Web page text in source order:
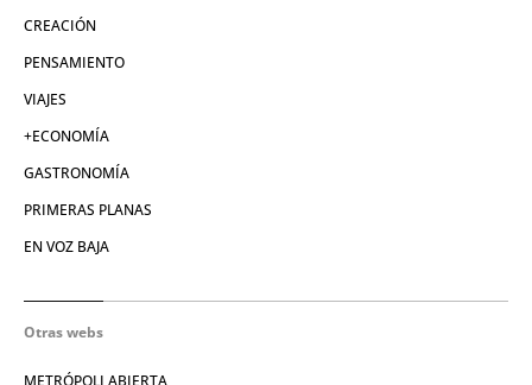
CREACIÓN
PENSAMIENTO
VIAJES
+ECONOMÍA
GASTRONOMÍA
PRIMERAS PLANAS
EN VOZ BAJA
Otras webs
METRÓPOLI ABIERTA